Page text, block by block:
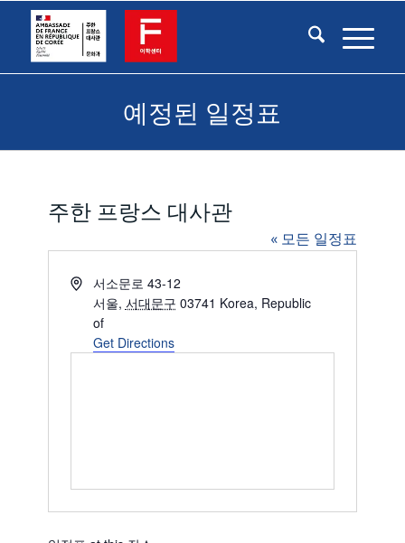
예정된 일정표
주한 프랑스 대사관
« 모든 일정표
Address서소문로 43-12
서울, 서대문구 03741 Korea, Republic
of
Get Directions